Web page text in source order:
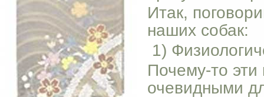
Итак,
наших собак:
1)
Почему-то
очевидными